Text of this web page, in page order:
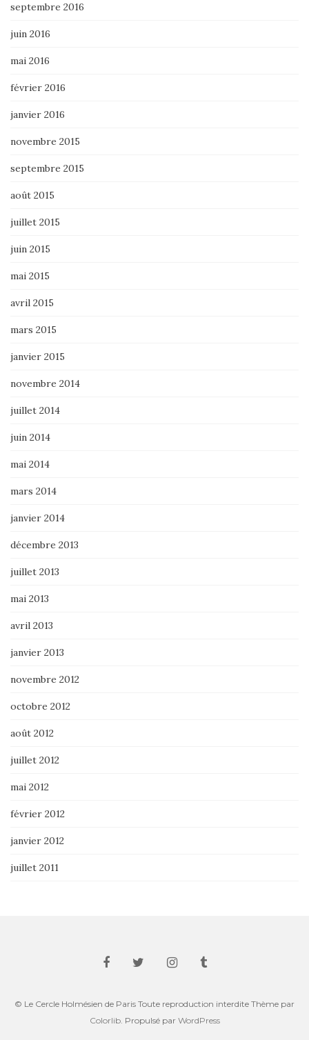
septembre 2016
juin 2016
mai 2016
février 2016
janvier 2016
novembre 2015
septembre 2015
août 2015
juillet 2015
juin 2015
mai 2015
avril 2015
mars 2015
janvier 2015
novembre 2014
juillet 2014
juin 2014
mai 2014
mars 2014
janvier 2014
décembre 2013
juillet 2013
mai 2013
avril 2013
janvier 2013
novembre 2012
octobre 2012
août 2012
juillet 2012
mai 2012
février 2012
janvier 2012
juillet 2011
© Le Cercle Holmésien de Paris Toute reproduction interdite Thème par
Colorlib. Propulsé par WordPress